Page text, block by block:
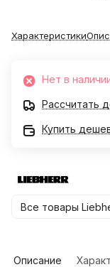
Характеристики
Нет в
Рассчитать
Купить
Все товары
Описание